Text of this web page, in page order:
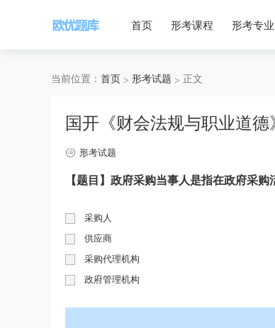
首页 形考课程 形考专业
当前位置： 首页 形考试题 正文
国开《财会法规与职业道
形考试题
【题目】政府采购当事人是指在政府采
采购人
供应商
采购代理机构
政府管理机构